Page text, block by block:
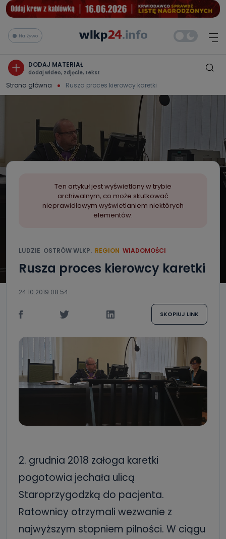
Na żywo
DODAJ MATERIAŁ
dodaj wideo, zdjęcie, tekst
Strona główna Rusza proces kierowcy karetki
Ten artykuł jest wyświetlany w trybie
archiwalnym, co może skutkować
nieprawidłowym wyświetlaniem niektórych
elementów.
LUDZIE OSTRÓW WLKP. REGION WIADOMOŚCI
Rusza proces kierowcy karetki
24.10.2019 08:54
SKOPIUJ LINK
2. grudnia 2018 załoga karetki
pogotowia jechała ulicą
Staroprzygodzką do pacjenta.
Ratownicy otrzymali wezwanie z
najwyższym stopniem pilności. W ciągu